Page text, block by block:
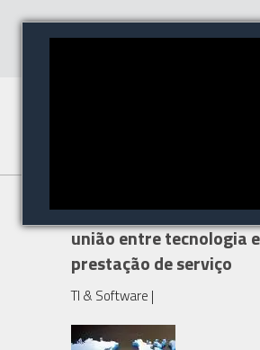
Back, Segware e
união entre tecnologia e
prestação de serviço
TI & Software |